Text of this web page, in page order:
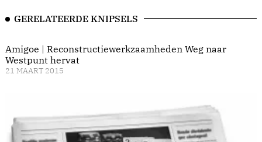
GERELATEERDE KNIPSELS
Amigoe | Reconstructiewerkzaamheden Weg naar
Westpunt hervat
21 MAART 2015